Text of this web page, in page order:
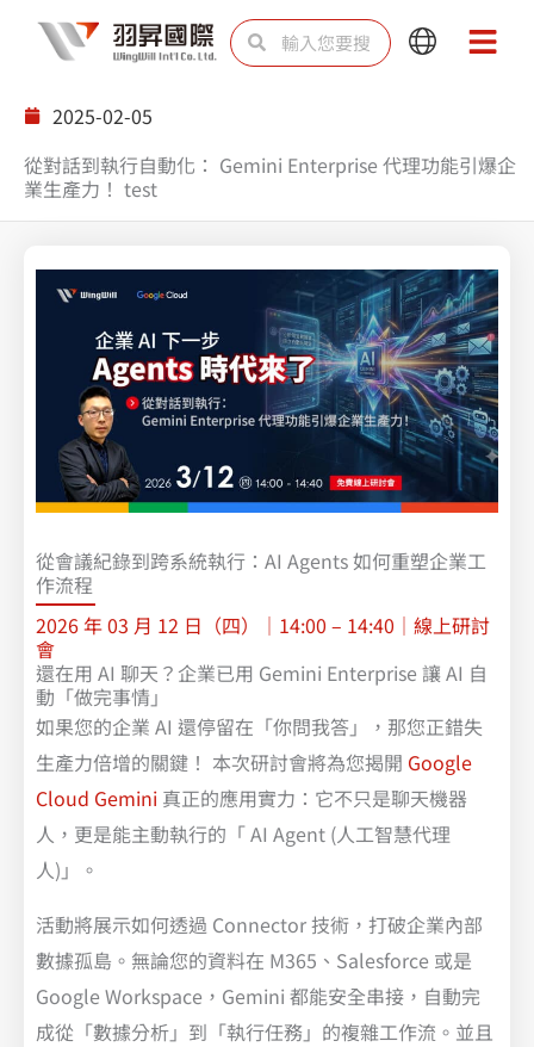
搜
尋 尋
Main
Main
2025-02-05
從對話到執行自動化： Gemini Enterprise 代理功能引爆企
業生產力！ test
從會議紀錄到跨系統執行：AI Agents 如何重塑企業工
作流程​
2026 年 03 月 12 日（四）｜14:00 – 14:40｜線上研討
會
還在用 AI 聊天？企業已用 Gemini Enterprise 讓 AI 自
動「做完事情」
如果您的企業 AI 還停留在「你問我答」，那您正錯失
生產力倍增的關鍵！ 本次研討會將為您揭開 Google
Cloud Gemini 真正的應用實力：它不只是聊天機器
人，更是能主動執行的「 AI Agent (人工智慧代理
人)」。
活動將展示如何透過 Connector 技術，打破企業內部
數據孤島。無論您的資料在 M365、Salesforce 或是
Google Workspace，Gemini 都能安全串接，自動完
成從「數據分析」到「執行任務」的複雜工作流。並且